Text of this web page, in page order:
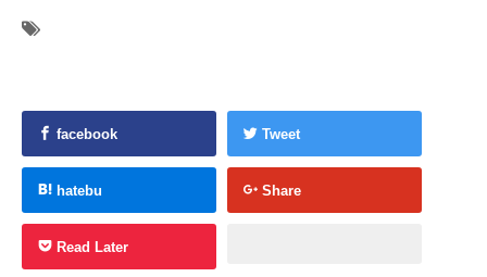
facebook Tweet
hatebu Share
Read Later